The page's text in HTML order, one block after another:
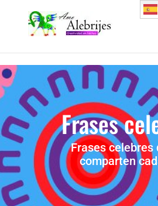
Frases
Frases celebres
comparten